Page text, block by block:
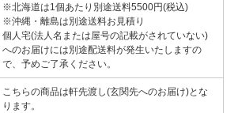
※北海道は1個あたり別途送料5500円(税込)
※沖縄・離島は別途送料お見積り
個人宅(法人名または屋号の記載がされていない)
へのお届けには別途配送料が発生いたしますの
で、予めご了承ください。
こちらの商品は軒先渡し(玄関先へのお届け)とな
ります。